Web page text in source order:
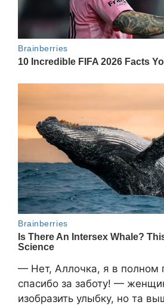
— Нет, Аллочка, я в полном
спасибо за заботу! —
изобразить улыбку, но та